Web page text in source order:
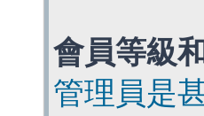
會員等級
管理員是